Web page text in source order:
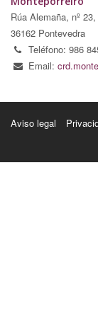
Rúa Alemaña, nº
36162 Pontevedra
Teléfono: 986
Email:
Aviso legal